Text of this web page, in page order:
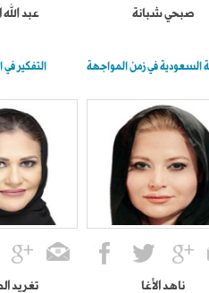
صبحي شبانة
السعودية في زمن المواجهة
عبد
التفكير
ناهد الأغا تغريد